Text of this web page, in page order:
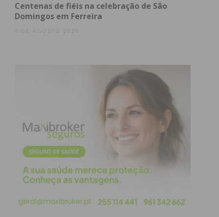
Centenas de fiéis na celebração de São
Domingos em Ferreira
9 DE AGOSTO 2026